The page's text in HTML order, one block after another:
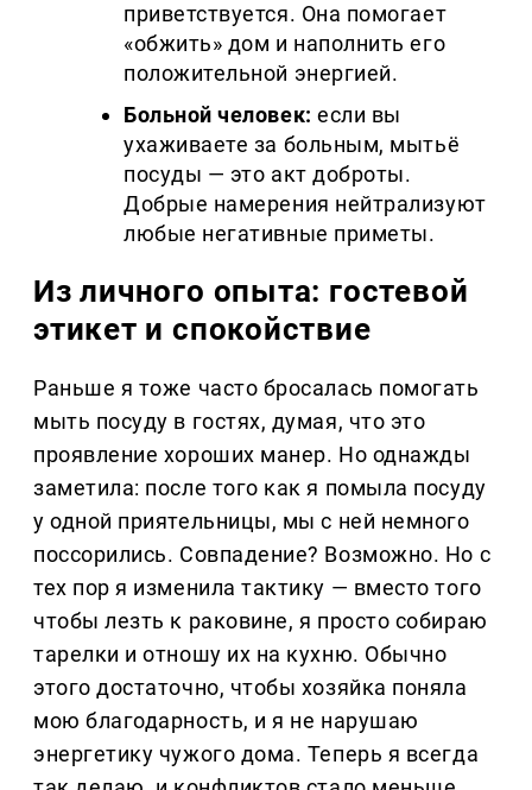
приветствуется. Она помогает
«обжить» дом и наполнить его
положительной энергией.
Больной человек: если вы
ухаживаете за больным, мытьё
посуды — это акт доброты.
Добрые намерения нейтрализуют
любые негативные приметы.
Из личного опыта: гостевой
этикет и спокойствие
Раньше я тоже часто бросалась помогать
мыть посуду в гостях, думая, что это
проявление хороших манер. Но однажды
заметила: после того как я помыла посуду
у одной приятельницы, мы с ней немного
поссорились. Совпадение? Возможно. Но с
тех пор я изменила тактику — вместо того
чтобы лезть к раковине, я просто собираю
тарелки и отношу их на кухню. Обычно
этого достаточно, чтобы хозяйка поняла
мою благодарность, и я не нарушаю
энергетику чужого дома. Теперь я всегда